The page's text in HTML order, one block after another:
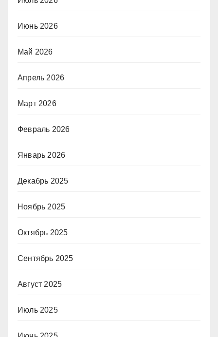
Июнь 2026
Май 2026
Апрель 2026
Март 2026
Февраль 2026
Январь 2026
Декабрь 2025
Ноябрь 2025
Октябрь 2025
Сентябрь 2025
Август 2025
Июль 2025